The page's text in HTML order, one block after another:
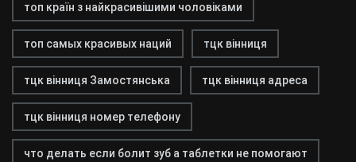
топ країн з найкрасивішими чоловіками
топ самых красивых наций тцк вінниця
тцк вінниця Замостянська тцк вінниця адреса
тцк вінниця номер телефону
что делать если болит зуб а таблетки не помогают